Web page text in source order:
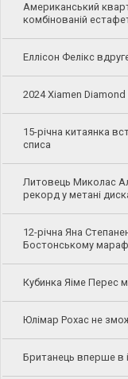
Американський
комбінованій
Еллісон Фелікс
2024 Xiamen
15-річна китаянка
списа
Литовець Миколас
рекорд у метані
12-річна Яна
Бостонському
Кубинка Яіме Перес
Юлімар Рохас не
Британець вперше в